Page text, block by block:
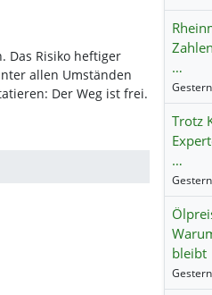
Das Risiko heftiger
allen Umständen
Der Weg ist frei.
…
Trotz
…
bleibt